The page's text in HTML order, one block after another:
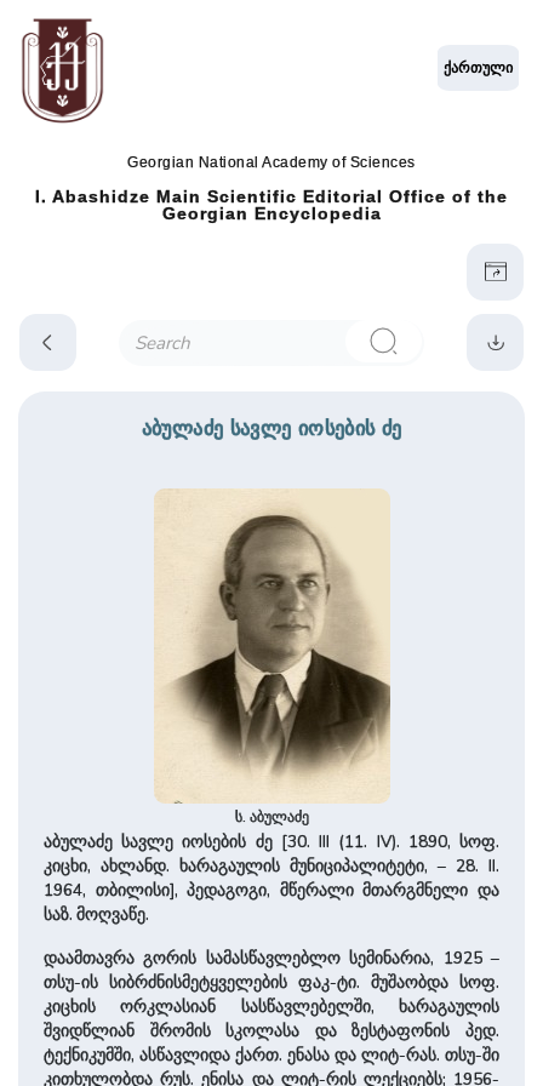
Georgian National Academy of Sciences
I. Abashidze Main Scientific Editorial Office of the
Georgian Encyclopedia
ქართული
აბულაძე სავლე იოსების ძე
ს. აბულაძე
აბულაძე სავლე იოსების ძე [30. III (11. IV). 1890, სოფ.
კიცხი, ახლანდ. ხარაგაულის მუნიციპალიტეტი, – 28. II.
1964, თბილისი], პედაგოგი, მწერალი მთარგმნელი და
საზ. მოღვაწე.
დაამთავრა გორის სამასწავლებლო სემინარია, 1925 –
თსუ-ის სიბრძნისმეტყველების ფაკ-ტი. მუშაობდა სოფ.
კიცხის ორკლასიან სასწავლებელში, ხარაგაულის
შვიდწლიან შრომის სკოლასა და ზესტაფონის პედ.
ტექნიკუმში, ასწავლიდა ქართ. ენასა და ლიტ-რას. თსუ-ში
კითხულობდა რუს. ენისა და ლიტ-რის ლექციებს; 1956-